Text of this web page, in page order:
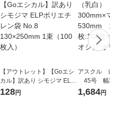
【アウトレット】【Goエシ
カル】訳あり シモジマ ELP
ポリエチレン袋 No.8 130×2
128円
アスクル レジ
45号 幅
mm×縦
1,684円